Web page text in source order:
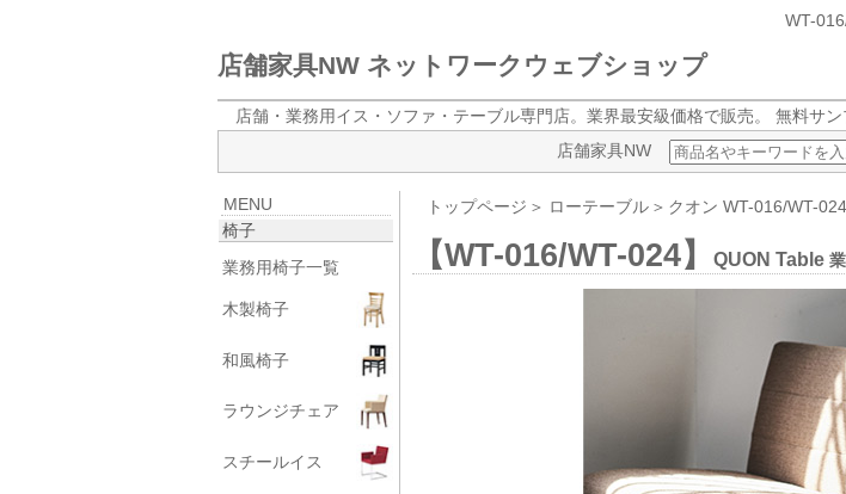
WT-
店舗家具NW ネットワークウェブショップ
店舗・業務用イス・ソファ・テーブル専門店。業界最安級価格で販売。
無料サ
店舗家具NW
MENU
椅子
業務用椅子一覧
木製椅子
和風椅子
ラウンジチェア
スチールイス
トップページ ＞ ローテーブル ＞ クオン WT-016/WT-024
【WT-016/WT-024】QUON Table